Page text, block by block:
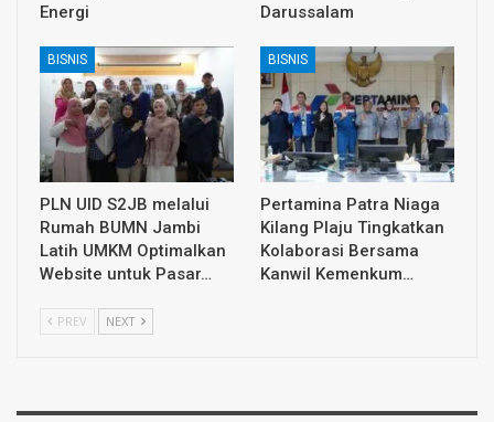
Energi
Darussalam
BISNIS
PLN UID S2JB melalui
Rumah BUMN Jambi
Latih UMKM Optimalkan
Website untuk Pasar…
BISNIS
Pertamina Patra Niaga
Kilang Plaju Tingkatkan
Kolaborasi Bersama
Kanwil Kemenkum…
PREV NEXT